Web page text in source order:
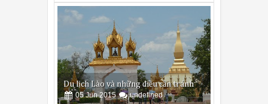
Du lịch Lào và những điều cần tránh
05 Jun 2015 undefined